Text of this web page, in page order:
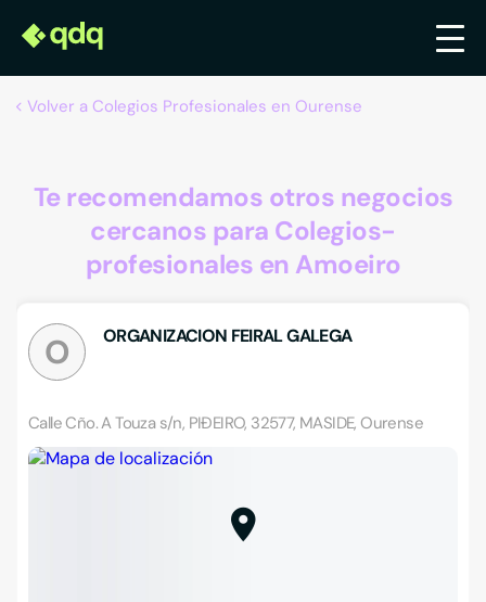
Volver a Colegios Profesionales en Ourense
Te recomendamos otros negocios
cercanos para Colegios-
profesionales en Amoeiro
O ORGANIZACION FEIRAL GALEGA
Calle Cño. A Touza s/n, PIÐEIRO, 32577, MASIDE, Ourense